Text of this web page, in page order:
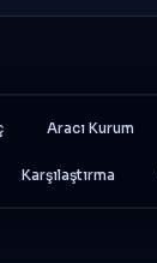
Aracı Kurum
Karşılaştırma